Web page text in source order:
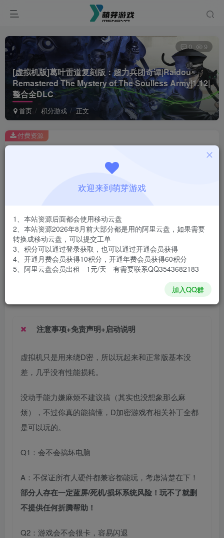
[虚拟机版]葛叶雷道复刻版：超力兵团奇谭|Raidou
Remastered The Mystery of The Soulless Army|1.12|
整合全DLC
首页 积分游戏 正文
0 9
此内容为付费资源，请付费后查看
1积分
安装包大小
14.6 GB
游戏本体大小
付费资源
关注 私信
注意事项+免责声明+启动说明
虚拟机只是用来绕D密，所以玩起来和正常版基本没
差，几乎没有性能损耗。
没动手能力嫌麻烦不建议搞（其实也没想象那么麻
烦），不过你真的能搞懂，D加密游戏有相关补丁全都
是可以玩的。
Q1：会不会搞坏电脑
A：不保证所有人硬件都兼容都能玩，考虑清楚在下！
部分人存在一定蓝屏/死机/损坏系统风险！玩不了就删
不提供任何折腾帮助！
Q2：游戏会不会很卡，容易闪退
欢迎来到萌芽游戏
1、本站资源后面都会使用移动云盘
2、本站资源2026年8月前大部分都是用的阿里云盘，如果需要
转换成移动云盘，可以提交工单
3、积分可以通过登录获取，也可以通过开通会员获得
4、开通月费会员获得10积分，开通年费会员获得60积分
5、阿里云盘会员出租 - 1元/天 - 有需要联系QQ3543682183
加入QQ群